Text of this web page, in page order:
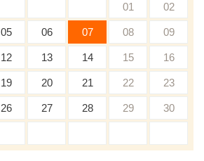
01 02
05 06 07 08 09
12 13 14 15 16
19 20 21 22 23
26 27 28 29 30